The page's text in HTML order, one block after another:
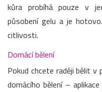
kůra probíhá pouze v
působení gelu a je
citlivosti.
Domácí bělení
Pokud chcete raději bělit v
domácího bělení –